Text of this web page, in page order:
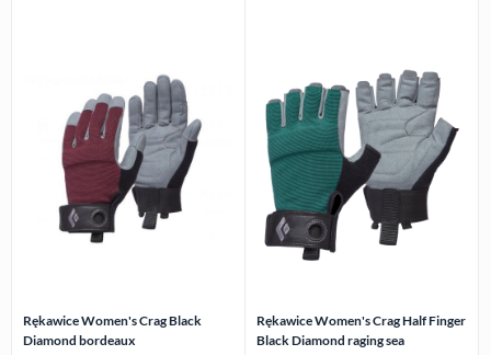
Rękawice Women's Crag Black
Diamond bordeaux
Rękawice Women's Crag Half Finger
Black Diamond raging sea